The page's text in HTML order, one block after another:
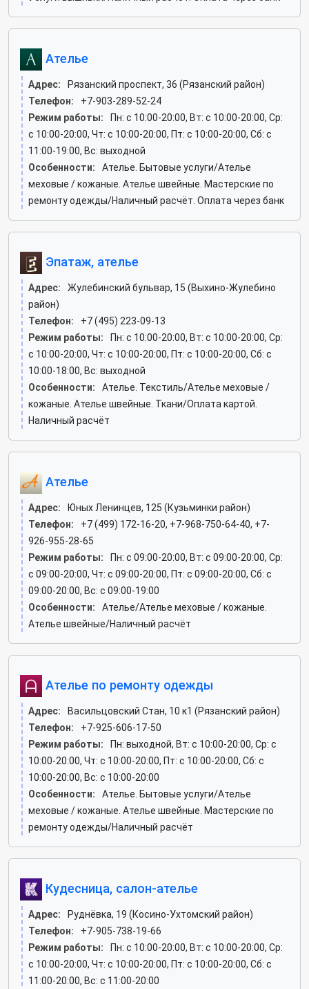
Ателье
Адрес:
Рязанский проспект, 36 (Рязанский район)
Телефон:
+7-903-289-52-24
Режим работы:
Пн: c 10:00-20:00, Вт: c 10:00-20:00, Ср:
c 10:00-20:00, Чт: c 10:00-20:00, Пт: c 10:00-20:00, Сб: c
11:00-19:00, Вс: выходной
Особенности:
Ателье. Бытовые услуги/Ателье
меховые / кожаные. Ателье швейные. Мастерские по
ремонту одежды/Наличный расчёт. Оплата через банк
Эпатаж, ателье
Адрес:
Жулебинский бульвар, 15 (Выхино-Жулебино
район)
Телефон:
+7 (495) 223-09-13
Режим работы:
Пн: c 10:00-20:00, Вт: c 10:00-20:00, Ср:
c 10:00-20:00, Чт: c 10:00-20:00, Пт: c 10:00-20:00, Сб: c
10:00-18:00, Вс: выходной
Особенности:
Ателье. Текстиль/Ателье меховые /
кожаные. Ателье швейные. Ткани/Оплата картой.
Наличный расчёт
Ателье
Адрес:
Юных Ленинцев, 125 (Кузьминки район)
Телефон:
+7 (499) 172-16-20, +7-968-750-64-40, +7-
926-955-28-65
Режим работы:
Пн: c 09:00-20:00, Вт: c 09:00-20:00, Ср:
c 09:00-20:00, Чт: c 09:00-20:00, Пт: c 09:00-20:00, Сб: c
09:00-20:00, Вс: c 09:00-19:00
Особенности:
Ателье/Ателье меховые / кожаные.
Ателье швейные/Наличный расчёт
Ателье по ремонту одежды
Адрес:
Васильцовский Стан, 10 к1 (Рязанский район)
Телефон:
+7-925-606-17-50
Режим работы:
Пн: выходной, Вт: c 10:00-20:00, Ср: c
10:00-20:00, Чт: c 10:00-20:00, Пт: c 10:00-20:00, Сб: c
10:00-20:00, Вс: c 10:00-20:00
Особенности:
Ателье. Бытовые услуги/Ателье
меховые / кожаные. Ателье швейные. Мастерские по
ремонту одежды/Наличный расчёт
Кудесница, салон-ателье
Адрес:
Руднёвка, 19 (Косино-Ухтомский район)
Телефон:
+7-905-738-19-66
Режим работы:
Пн: c 10:00-20:00, Вт: c 10:00-20:00, Ср:
c 10:00-20:00, Чт: c 10:00-20:00, Пт: c 10:00-20:00, Сб: c
11:00-20:00, Вс: c 11:00-20:00